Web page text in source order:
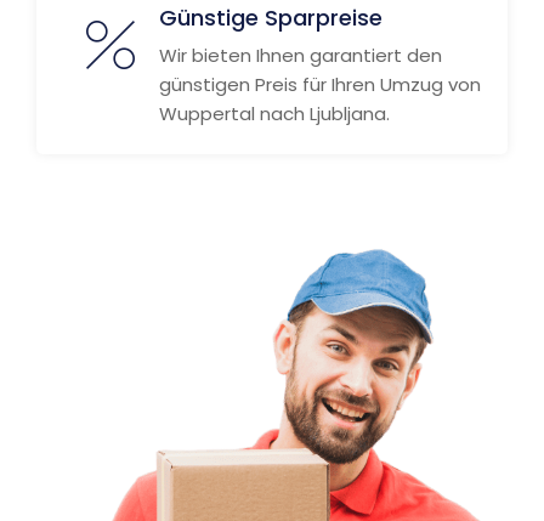
Günstige Sparpreise
Wir bieten Ihnen garantiert den
günstigen Preis für Ihren Umzug von
Wuppertal nach Ljubljana.